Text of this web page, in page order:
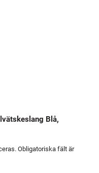
Blå,
Obligatoriska fält är